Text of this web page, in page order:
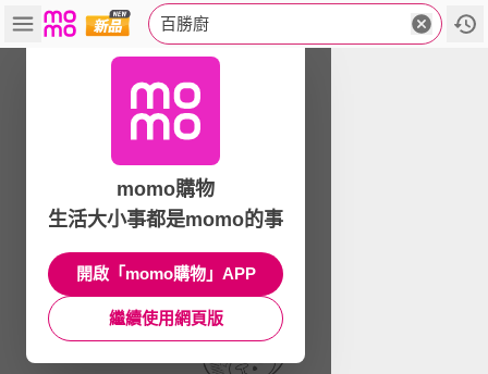
百勝廚
momo購物
生活大小事都是momo的事
開啟「momo購物」APP
繼續使用網頁版